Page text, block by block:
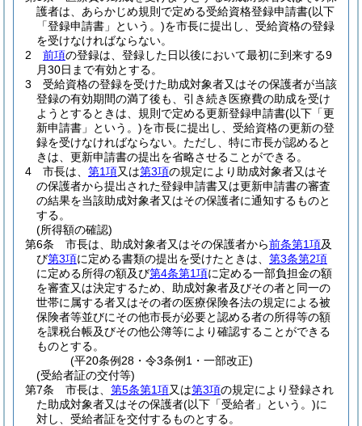
護者は、あらかじめ規則で定める受給資格登録申請書(以下
「登録申請書」という。)を市長に提出し、受給資格の登録
を受けなければならない。
2
前項の登録は、登録した日以後において最初に到来する9
月30日まで有効とする。
3
受給資格の登録を受けた助成対象者又はその保護者が当該
登録の有効期間の満了後も、引き続き医療費の助成を受け
ようとするときは、規則で定める更新登録申請書(以下「更
新申請書」という。)を市長に提出し、受給資格の更新の登
録を受けなければならない。 ただし、特に市長が認めると
きは、更新申請書の提出を省略させることができる。
4
市長は、 第1項又は第3項の規定により助成対象者又はそ
の保護者から提出された登録申請書又は更新申請書の審査
の結果を当該助成対象者又はその保護者に通知するものと
する。
(所得額の確認)
第6条
市長は、助成対象者又はその保護者から前条第1項及
び第3項に定める書類の提出を受けたときは、 第3条第2項
に定める所得の額及び第4条第1項に定める一部負担金の額
を審査又は決定するため、助成対象者及びその者と同一の
世帯に属する者又はその者の医療保険各法の規定による被
保険者等並びにその他市長が必要と認める者の所得等の額
を課税台帳及びその他公簿等により確認することができる
ものとする。
(平20条例28・令3条例1・一部改正)
(受給者証の交付等)
第7条
市長は、 第5条第1項又は第3項の規定により登録され
た助成対象者又はその保護者(以下「受給者」という。)に
対し、受給者証を交付するものとする。